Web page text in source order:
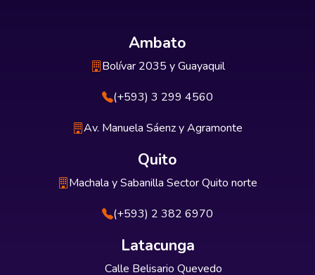
Ambato
Bolívar 2035 y Guayaquil
(+593) 3 299 4560
Av. Manuela Sáenz y Agramonte
Quito
Machala y Sabanilla Sector Quito norte
(+593) 2 382 6970
Latacunga
Calle Belisario Quevedo